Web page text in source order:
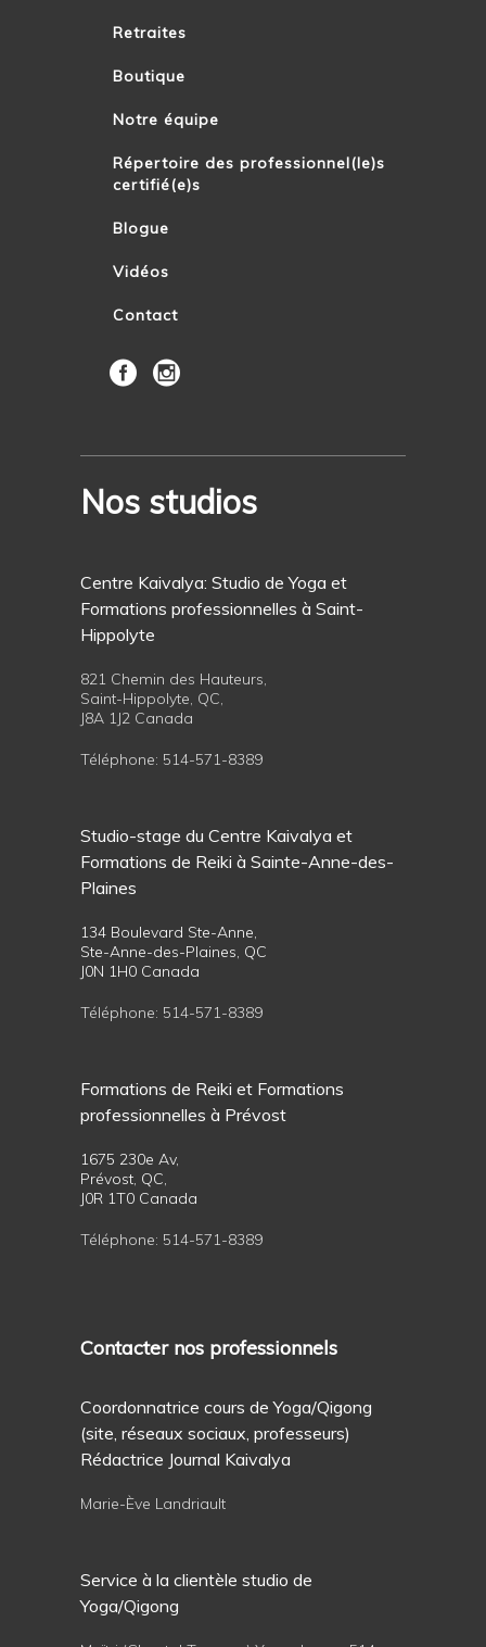
Retraites
Boutique
Notre équipe
Répertoire des professionnel(le)s
certifié(e)s
Blogue
Vidéos
Contact
Nos studios
Centre Kaivalya: Studio de Yoga et
Formations professionnelles à Saint-
Hippolyte
821 Chemin des Hauteurs,
Saint-Hippolyte, QC,
J8A 1J2 Canada
Téléphone: 514-571-8389
Studio-stage du Centre Kaivalya et
Formations de Reiki à Sainte-Anne-des-
Plaines
134 Boulevard Ste-Anne,
Ste-Anne-des-Plaines, QC
J0N 1H0 Canada
Téléphone: 514-571-8389
Formations de Reiki et Formations
professionnelles à Prévost
1675 230e Av,
Prévost, QC,
J0R 1T0 Canada
Téléphone: 514-571-8389
Contacter nos professionnels
Coordonnatrice cours de Yoga/Qigong
(site, réseaux sociaux, professeurs)
Rédactrice Journal Kaivalya
Marie-Ève Landriault
Service à la clientèle studio de
Yoga/Qigong